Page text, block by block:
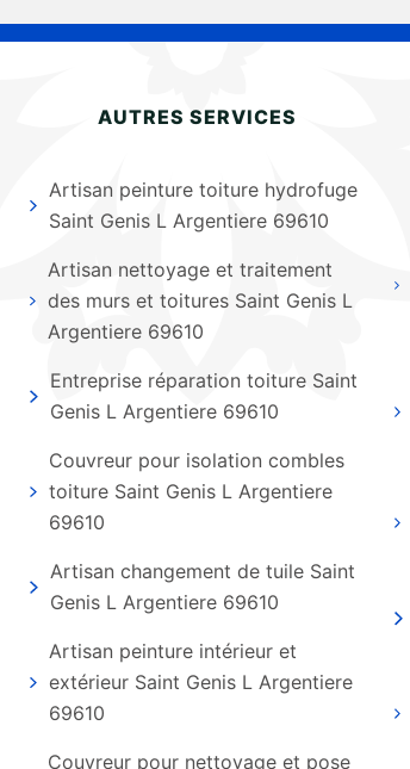
AUTRES SERVICES
Artisan peinture toiture hydrofuge
Saint Genis L Argentiere 69610
Artisan nettoyage et traitement
des murs et toitures Saint Genis L
Argentiere 69610
Entreprise réparation toiture Saint
Genis L Argentiere 69610
Couvreur pour isolation combles
toiture Saint Genis L Argentiere
69610
Artisan changement de tuile Saint
Genis L Argentiere 69610
Artisan peinture intérieur et
extérieur Saint Genis L Argentiere
69610
Couvreur pour nettoyage et pose